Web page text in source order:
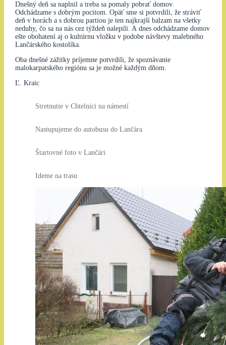
Dnešný deň sa naplnil a treba sa pomaly pobrať domov.
Odchádzame s dobrým pocitom. Opäť sme si potvrdili, že stráviť
deň v horách a s dobrou partiou je ten najkrajší balzam na všetky
neduhy, čo sa na nás cez týždeň nalepili. A dnes odchádzame domov
ešte obohatení aj o kultúrnu vložku v podobe návštevy malebného
Lančárského kostolíka.
Oba dnešné zážitky príjemne potvrdili, že spoznávanie
malokarpatského regiónu sa je možné každým dňom.
Ľ. Kraic
Stretnutie v Chtelnici na námestí
Nastupujeme do autobusu do Lančára
Štartovné foto v Lančári
Ideme na trasu